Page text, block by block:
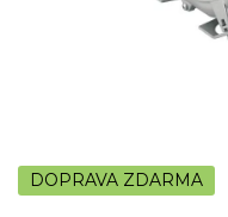
DOPRAVA ZDARMA